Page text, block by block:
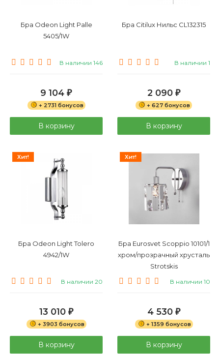
Бра Odeon Light Palle
5405/1W
В наличии 146
9 104 ₽
+ 2731 бонусов
В корзину
Бра Citilux Нильс CL132315
В наличии 1
2 090 ₽
+ 627 бонусов
В корзину
Хит!
Бра Odeon Light Tolero
4942/1W
В наличии 20
13 010 ₽
+ 3903 бонусов
В корзину
Хит!
Бра Eurosvet Scoppio 10101/1
хром/прозрачный хрусталь
Strotskis
В наличии 10
4 530 ₽
+ 1359 бонусов
В корзину